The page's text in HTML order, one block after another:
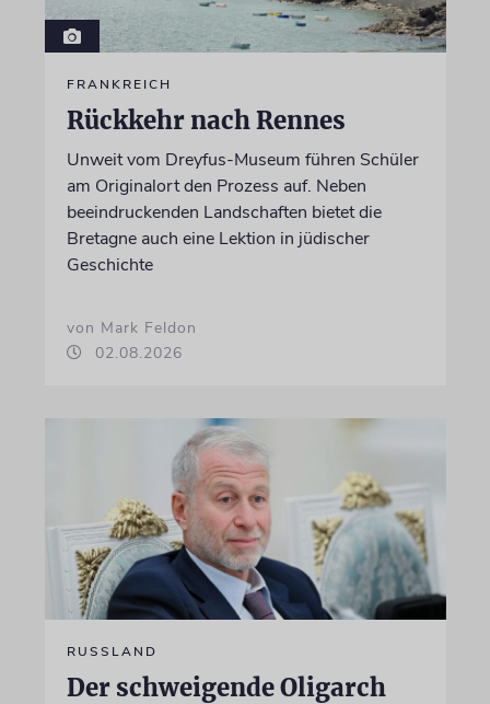
FRANKREICH
Rückkehr nach Rennes
Unweit vom Dreyfus-Museum führen Schüler
am Originalort den Prozess auf. Neben
beeindruckenden Landschaften bietet die
Bretagne auch eine Lektion in jüdischer
Geschichte
von Mark Feldon
02.08.2026
RUSSLAND
Der schweigende Oligarch